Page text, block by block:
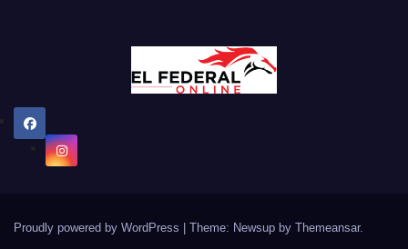
Proudly powered by WordPress Theme: Newsup by Themeansar.